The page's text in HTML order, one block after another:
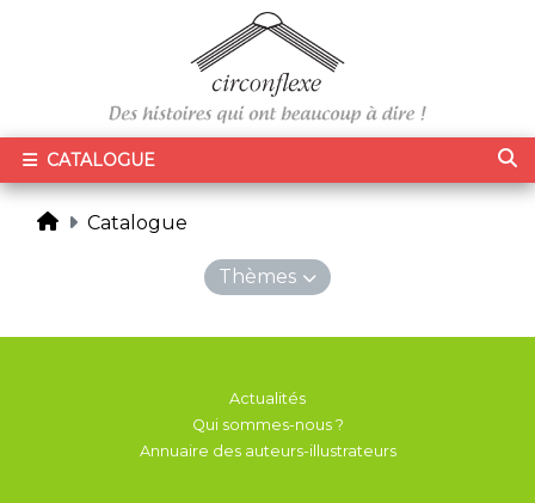
CATALOGUE
Catalogue
Thèmes
Actualités
Qui sommes-nous ?
Annuaire des auteurs-illustrateurs